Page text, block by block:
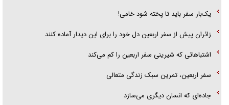
یک‌بار سفر باید تا پخته شود خامی!
زائران پیش از سفر اربعین دل خود را برای این دیدار آماده کنند
اشتباهاتی که شیرینی سفر اربعین را کم می‌کند
سفر اربعین، تمرین سبک زندگی متعالی
جاده‌ای که انسان دیگری می‌سازد